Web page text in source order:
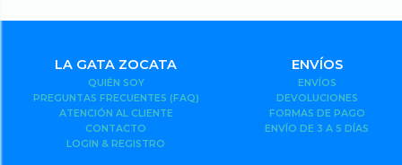
LA GATA ZOCATA
QUIÉN SOY
PREGUNTAS FRECUENTES (FAQ)
ATENCIÓN AL CLIENTE
CONTACTO
LOGIN & REGISTRO
ENVÍOS
ENVÍOS
DEVOLUCIONES
FORMAS DE PAGO
ENVÍO DE 3 A 5 DÍAS